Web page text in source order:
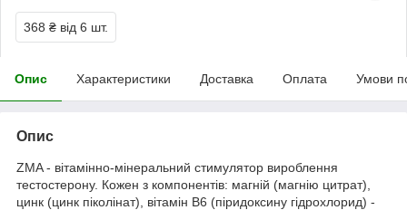
368 ₴ від 6 шт.
Опис Характеристики Доставка Оплата Умови
Опис
ZMA - вітамінно-мінеральний стимулятор вироблення
тестостерону. Кожен з компонентів: магній (магнію цитрат),
цинк (цинк піколінат), вітамін В6 (піридоксину гідрохлорид) -